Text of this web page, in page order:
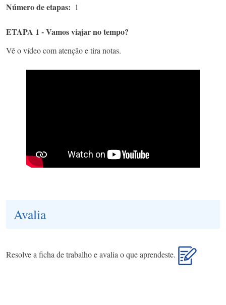
Número de etapas 1
ETAPA 1 - Vamos viajar no tempo?
Vê o vídeo com atenção e tira notas.
Avalia
Resolve a ficha de trabalho e avalia o que aprendeste.